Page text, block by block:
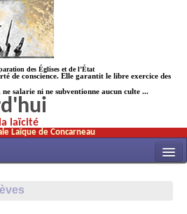
des Églises et de l’État
de conscience. Elle garantit le libre exercice des
salarie ni ne subventionne aucun culte ...
laïcité
Laïque de Concarneau